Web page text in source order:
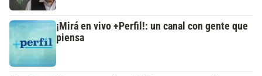
¡Mirá en vivo +Perfil!: un canal con gente que
piensa